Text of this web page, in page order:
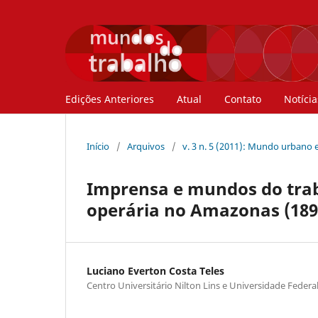
Edições Anteriores Atual Contato
Início / Arquivos / v. 3 n. 5 (2011): Mundo urbano
Imprensa e mundos do
operária no Amazonas
Luciano Everton Costa Teles
Centro Universitário Nilton Lins e Universidade